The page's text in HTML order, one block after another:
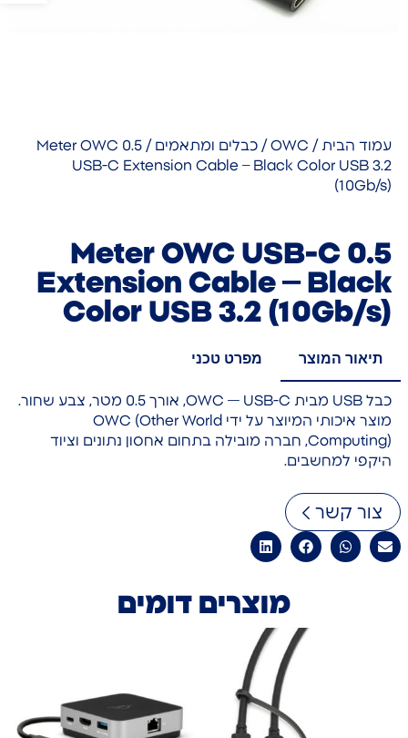
עמוד הבית /
OWC
/ כבלים ומתאמים
/ 0.5 Meter OWC
USB-C Extension Cable – Black Color USB 3.2
(10Gb/s)
0.5 Meter OWC USB-C
Extension Cable – Black
Color USB 3.2 (10Gb/s)
תיאור המוצר מפרט טכני
כבל USB מבית OWC — USB-C, אורך 0.5 מטר, צבע שחור.
מוצר איכותי המיוצר על ידי OWC (Other World
Computing), חברה מובילה בתחום אחסון נתונים וציוד
היקפי למחשבים.
צור קשר
מוצרים דומים